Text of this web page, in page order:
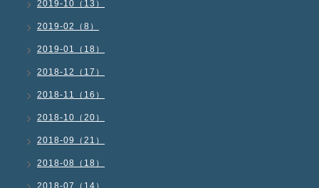
2019-10（13）
2019-02（8）
2019-01（18）
2018-12（17）
2018-11（16）
2018-10（20）
2018-09（21）
2018-08（18）
2018-07（14）